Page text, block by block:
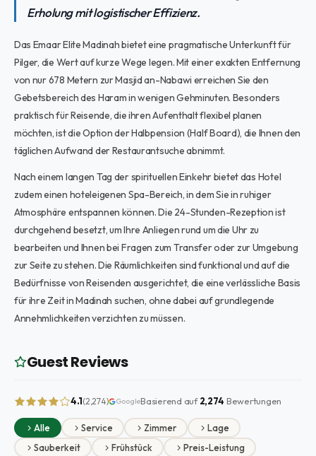
Erholung mit logistischer Effizienz.
Das Emaar Elite Madinah bietet eine pragmatische Unterkunft für
Pilger, die Wert auf kurze Wege legen. Mit einer exakten Entfernung
von nur 678 Metern zur Masjid an-Nabawi erreichen Sie den
Gebetsbereich des Haram in wenigen Gehminuten. Besonders
praktisch für Reisende, die ihren Aufenthalt flexibel planen
möchten, ist die Option der Halbpension (Half Board), die Ihnen den
täglichen Aufwand der Restaurantsuche abnimmt.
Nach einem langen Tag der spirituellen Einkehr bietet das Hotel
zudem einen hoteleigenen Spa-Bereich, in dem Sie in ruhiger
Atmosphäre entspannen können. Die 24-Stunden-Rezeption ist
durchgehend besetzt, um Ihre Anliegen rund um die Uhr zu
bearbeiten und Ihnen bei Fragen zum Transfer oder zur Umgebung
zur Seite zu stehen. Die Räumlichkeiten sind funktional und auf die
Bedürfnisse von Reisenden ausgerichtet, die eine verlässliche Basis
für ihre Zeit in Madinah suchen, ohne dabei auf grundlegende
Annehmlichkeiten verzichten zu müssen.
Guest Reviews
4.1(2,274) GoogleBasierend auf2,274 Bewertungen
Alle Service Zimmer
Lage
Sauberkeit
Frühstück Preis-Leistung